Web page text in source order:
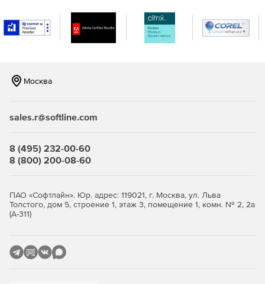
разными операционными системами. Поддержка
мониторинга серверов Windows, Linux, Solaris, HP UX и
IBM AIX.
SQL.
Мониторинг серверов на предмет нагрузки на
центральный процессор, память и жесткий диск,
сервисов, служб Windows, процессов,
файлов и папок.
Использование разнообразных инструментов
Москва
sales.r@softline.com
8 (495) 232-00-60
8 (800) 200-08-60
ПАО «Софтлайн». Юр. адрес: 119021, г. Москва, ул. Льва
Толстого, дом 5, строение 1, этаж 3, помещение 1, комн. № 2, 2а
(А-311)